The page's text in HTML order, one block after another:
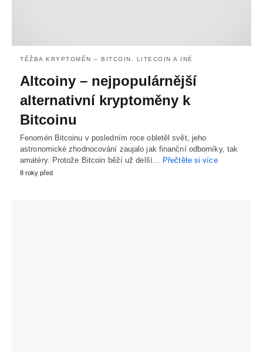
TĚŽBA KRYPTOMĚN – BITCOIN, LITECOIN A INÉ
Altcoiny – nejpopulárnější
alternativní kryptoměny k
Bitcoinu
Fenomén Bitcoinu v posledním roce obletěl svět, jeho
astronomické zhodnocování zaujalo jak finanční odborníky, tak
amatéry. Protože Bitcoin běží už delší… Přečtěte si více
8 roky před